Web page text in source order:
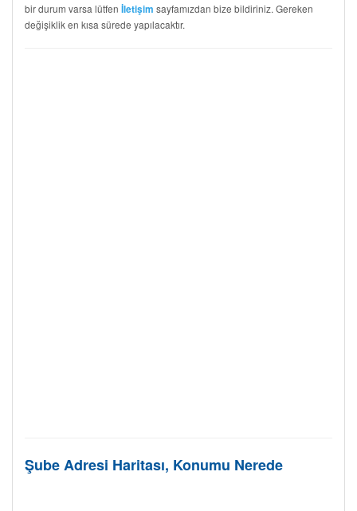
bir durum varsa lütfen İletişim sayfamızdan bize bildiriniz. Gereken
değişiklik en kısa sürede yapılacaktır.
Şube Adresi Haritası, Konumu Nerede